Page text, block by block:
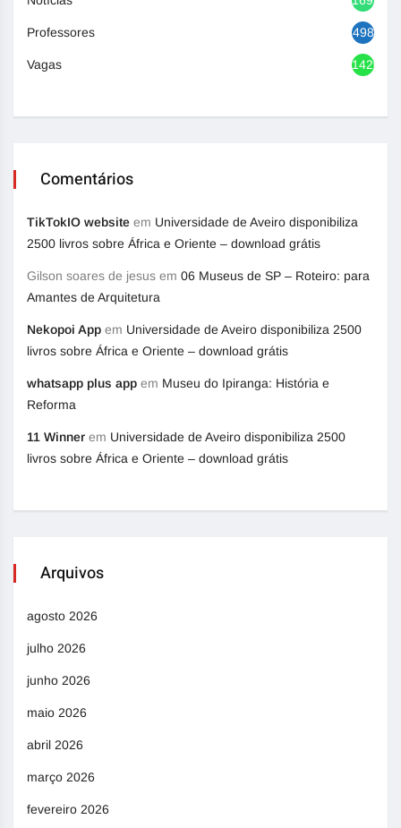
Professores 498
Vagas 1420
Comentários
TikTokIO website em Universidade de Aveiro disponibiliza
2500 livros sobre África e Oriente – download grátis
Gilson soares de jesus em 06 Museus de SP – Roteiro: para
Amantes de Arquitetura
Nekopoi App em Universidade de Aveiro disponibiliza 2500
livros sobre África e Oriente – download grátis
whatsapp plus app em Museu do Ipiranga: História e
Reforma
11 Winner em Universidade de Aveiro disponibiliza 2500
livros sobre África e Oriente – download grátis
Arquivos
agosto 2026
julho 2026
junho 2026
maio 2026
abril 2026
março 2026
fevereiro 2026